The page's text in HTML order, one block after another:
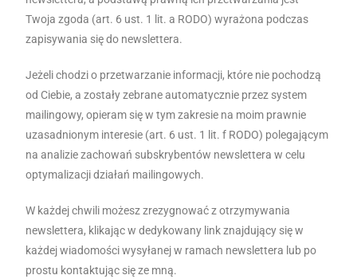
Twoja zgoda (art. 6 ust. 1 lit. a RODO) wyrażona podczas
zapisywania się do newslettera.
Jeżeli chodzi o przetwarzanie informacji, które nie pochodzą
od Ciebie, a zostały zebrane automatycznie przez system
mailingowy, opieram się w tym zakresie na moim prawnie
uzasadnionym interesie (art. 6 ust. 1 lit. f RODO) polegającym
na analizie zachowań subskrybentów newslettera w celu
optymalizacji działań mailingowych.
W każdej chwili możesz zrezygnować z otrzymywania
newslettera, klikając w dedykowany link znajdujący się w
każdej wiadomości wysyłanej w ramach newslettera lub po
prostu kontaktując się ze mną.